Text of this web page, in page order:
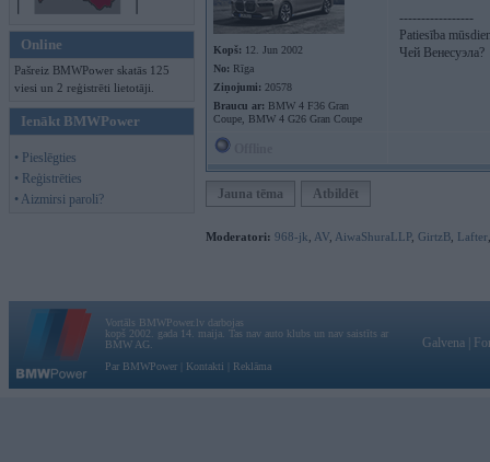
Online
Pašreiz BMWPower skatās 125
viesi un 2 reģistrēti lietotāji.
Ienākt BMWPower
• Pieslēgties
• Reģistrēties
• Aizmirsi paroli?
Kopš: 12. Jun 2002
No: Rīga
Ziņojumi: 20578
Braucu ar: BMW 4 F36 Gran
Coupe, BMW 4 G26 Gran Coupe
-----------------
Patiesība
Чей Венесуэла?
Jauna tēma Atbildēt
Moderatori: 968-jk AV AiwaShuraLLP, GirtzB Lafter
Vortāls BMWPower.lv darbojas
kopš 2002. gada 14. maija. Tas nav auto klubs un nav saistīts ar
BMW AG.
Par BMWPower
Kontakti Reklāma
Galvena